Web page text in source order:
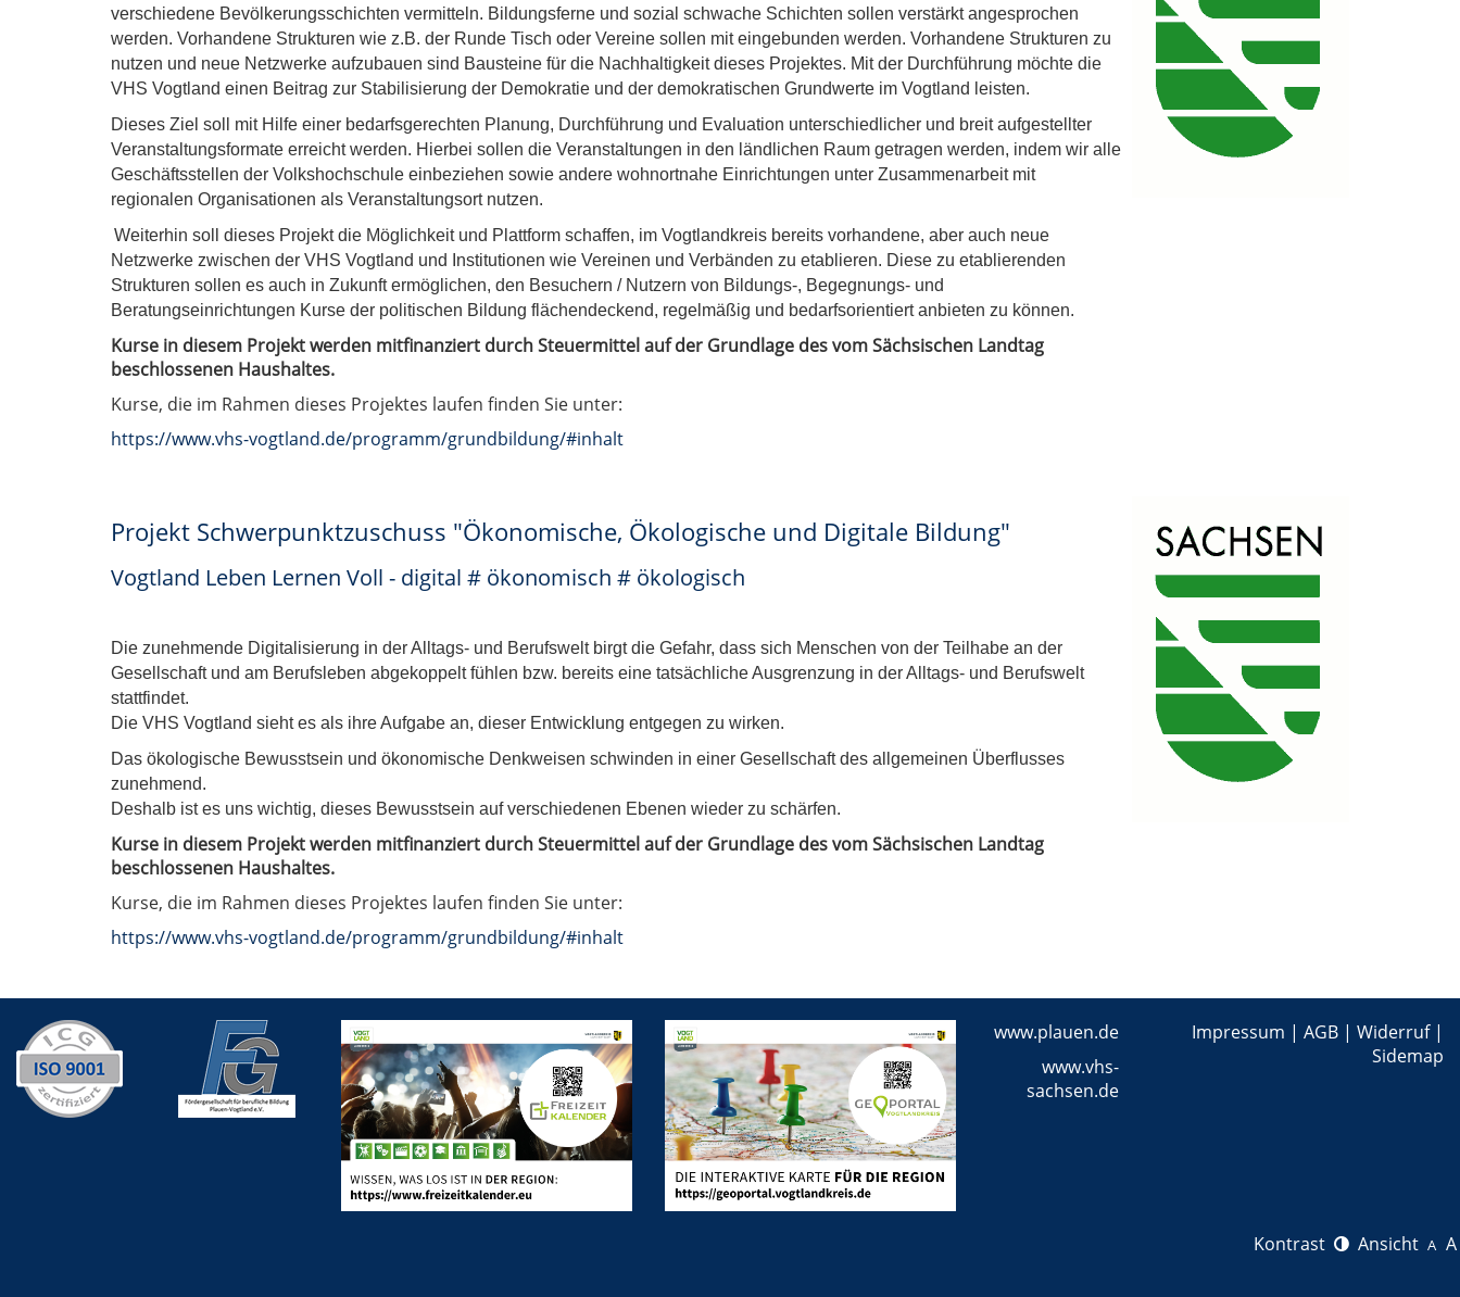
verschiedene Bevölkerungsschichten vermitteln. Bildungsferne und sozial schwache Schichten sollen verstärkt angesprochen
werden. Vorhandene Strukturen wie z.B. der Runde Tisch oder Vereine sollen mit eingebunden werden. Vorhandene Strukturen zu
nutzen und neue Netzwerke aufzubauen sind Bausteine für die Nachhaltigkeit dieses Projektes. Mit der Durchführung möchte die
VHS Vogtland einen Beitrag zur Stabilisierung der Demokratie und der demokratischen Grundwerte im Vogtland leisten.
Dieses Ziel soll mit Hilfe einer bedarfsgerechten Planung, Durchführung und Evaluation unterschiedlicher und breit aufgestellter
Veranstaltungsformate erreicht werden. Hierbei sollen die Veranstaltungen in den ländlichen Raum getragen werden, indem wir alle
Geschäftsstellen der Volkshochschule einbeziehen sowie andere wohnortnahe Einrichtungen unter Zusammenarbeit mit
regionalen Organisationen als Veranstaltungsort nutzen.
Weiterhin soll dieses Projekt die Möglichkeit und Plattform schaffen, im Vogtlandkreis bereits vorhandene, aber auch neue
Netzwerke zwischen der VHS Vogtland und Institutionen wie Vereinen und Verbänden zu etablieren. Diese zu etablierenden
Strukturen sollen es auch in Zukunft ermöglichen, den Besuchern / Nutzern von Bildungs-, Begegnungs- und
Beratungseinrichtungen Kurse der politischen Bildung flächendeckend, regelmäßig und bedarfsorientiert anbieten zu können.
Kurse in diesem Projekt werden mitfinanziert durch Steuermittel auf der Grundlage des vom Sächsischen Landtag
beschlossenen Haushaltes.
Kurse, die im Rahmen dieses Projektes laufen finden Sie unter:
https://www.vhs-vogtland.de/programm/grundbildung/#inhalt
Projekt Schwerpunktzuschuss "Ökonomische, Ökologische und Digitale Bildung"
Vogtland Leben Lernen Voll - digital # ökonomisch # ökologisch
Die zunehmende Digitalisierung in der Alltags- und Berufswelt birgt die Gefahr, dass sich Menschen von der Teilhabe an der
Gesellschaft und am Berufsleben abgekoppelt fühlen bzw. bereits eine tatsächliche Ausgrenzung in der Alltags- und Berufswelt
stattfindet.
Die VHS Vogtland sieht es als ihre Aufgabe an, dieser Entwicklung entgegen zu wirken.
Das ökologische Bewusstsein und ökonomische Denkweisen schwinden in einer Gesellschaft des allgemeinen Überflusses
zunehmend.
Deshalb ist es uns wichtig, dieses Bewusstsein auf verschiedenen Ebenen wieder zu schärfen.
Kurse in diesem Projekt werden mitfinanziert durch Steuermittel auf der Grundlage des vom Sächsischen Landtag
beschlossenen Haushaltes.
Kurse, die im Rahmen dieses Projektes laufen finden Sie unter:
https://www.vhs-vogtland.de/programm/grundbildung/#inhalt
www.plauen.de
www.vhs-
sachsen.de
Impressum | AGB| Widerruf|
Sidemap
Kontrast Ansicht A A